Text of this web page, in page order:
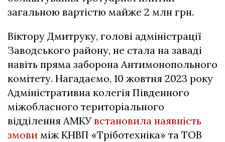
загальною вартістю майже 2 млн грн.
Віктору Дмитруку, голові адміністрації
Заводського району, не стала на заваді
навіть пряма заборона Антимонопольного
комітету. Нагадаємо, 10 жовтня 2023 року
Адміністративна колегія Південного
міжобласного територіального
відділення АМКУ встановила наявність
змови між КНВП «Тріботехніка» та ТОВ